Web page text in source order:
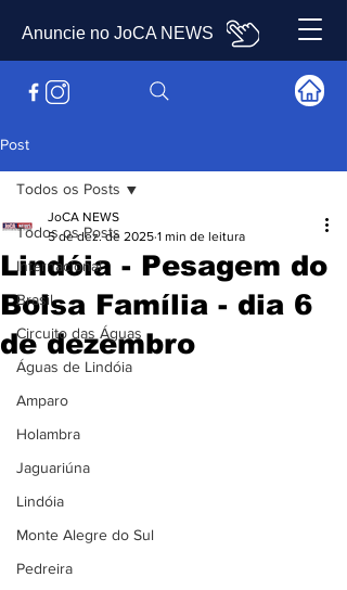
Anuncie no JoCA NEWS
Post
Todos os Posts
Internacional
Brasil
Circuito das Águas
Águas de Lindóia
Amparo
Holambra
Jaguariúna
Lindóia
Monte Alegre do Sul
Pedreira
Todos os Posts
Lindóia - Pesagem do
Bolsa Família - dia 6
de dezembro
JoCA NEWS
5 de dez. de 2025 1 min de leitura